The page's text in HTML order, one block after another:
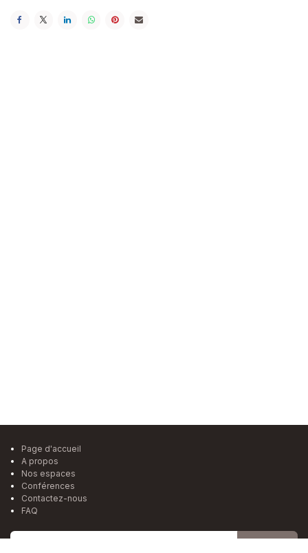
Page d'accueil
A propos
Nos espaces
Conférences
Contactez-nous
FAQ
S'inscrire